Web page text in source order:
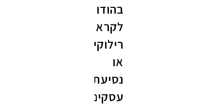
בהודו
לקראת
רילוקיישן
או
נסיעת
עסקים